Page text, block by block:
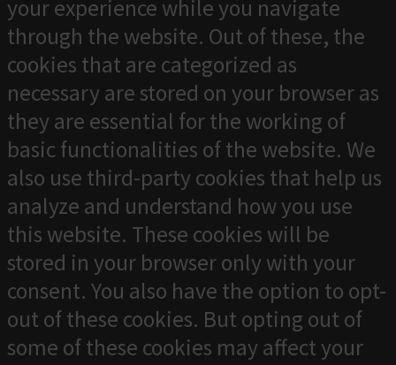
your experience while you navigate
through the website. Out of these, the
cookies that are categorized as
necessary are stored on your browser as
they are essential for the working of
basic functionalities of the website. We
also use third-party cookies that help us
analyze and understand how you use
this website. These cookies will be
stored in your browser only with your
consent. You also have the option to opt-
out of these cookies. But opting out of
some of these cookies may affect your